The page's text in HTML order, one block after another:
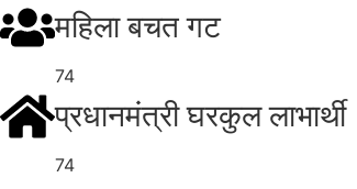
महिला बचत गट
74
प्रधानमंत्री घरकुल लाभार्थी
74